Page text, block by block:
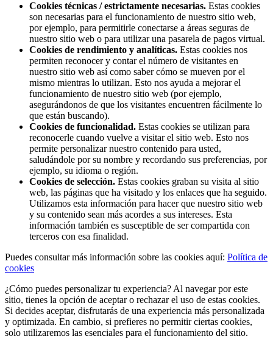
Cookies técnicas / estrictamente necesarias. Estas cookies
son necesarias para el funcionamiento de nuestro sitio web,
por ejemplo, para permitirle conectarse a áreas seguras de
nuestro sitio web o para utilizar una pasarela de pagos virtual.
Cookies de rendimiento y analíticas. Estas cookies nos
permiten reconocer y contar el número de visitantes en
nuestro sitio web así como saber cómo se mueven por el
mismo mientras lo utilizan. Esto nos ayuda a mejorar el
funcionamiento de nuestro sitio web (por ejemplo,
asegurándonos de que los visitantes encuentren fácilmente lo
que están buscando).
Cookies de funcionalidad. Estas cookies se utilizan para
reconocerle cuando vuelve a visitar el sitio web. Esto nos
permite personalizar nuestro contenido para usted,
saludándole por su nombre y recordando sus preferencias, por
ejemplo, su idioma o región.
Cookies de selección. Estas cookies graban su visita al sitio
web, las páginas que ha visitado y los enlaces que ha seguido.
Utilizamos esta información para hacer que nuestro sitio web
y su contenido sean más acordes a sus intereses. Esta
información también es susceptible de ser compartida con
terceros con esa finalidad.
Puedes consultar más información sobre las cookies aquí: Política de
cookies
¿Cómo puedes personalizar tu experiencia? Al navegar por este
sitio, tienes la opción de aceptar o rechazar el uso de estas cookies.
Si decides aceptar, disfrutarás de una experiencia más personalizada
y optimizada. En cambio, si prefieres no permitir ciertas cookies,
solo utilizaremos las esenciales para el funcionamiento del sitio.